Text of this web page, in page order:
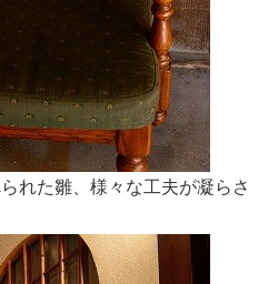
れた雛、様々な工夫が凝らさ